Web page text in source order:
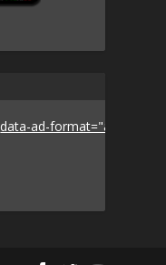
data-ad-format="auto">